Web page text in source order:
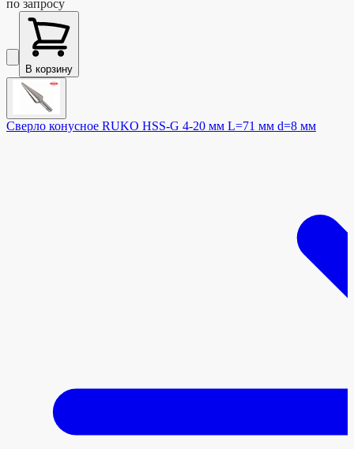
по запросу
В корзину
Сверло конусное RUKO HSS-G 4-20 мм L=71 мм d=8 мм